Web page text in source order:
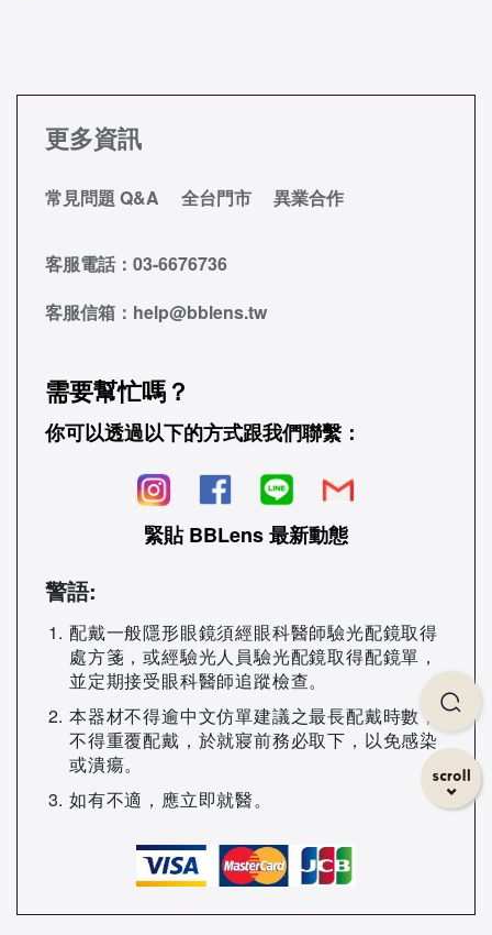
更多資訊
常見問題 Q&A 全台門市 異業合作
客服電話： 03-6676736
客服信箱： help@bblens.tw
需要幫忙嗎？
你可以透過以下的方式跟我們聯繫：
緊貼 BBLens 最新動態
警語:
配戴一般隱形眼鏡須經眼科醫師驗光配鏡取得
處方箋，或經驗光人員驗光配鏡取得配鏡單，
並定期接受眼科醫師追蹤檢查。
本器材不得逾中文仿單建議之最長配戴時數，
不得重覆配戴，於就寢前務必取下，以免感染
或潰瘍。
如有不適，應立即就醫。